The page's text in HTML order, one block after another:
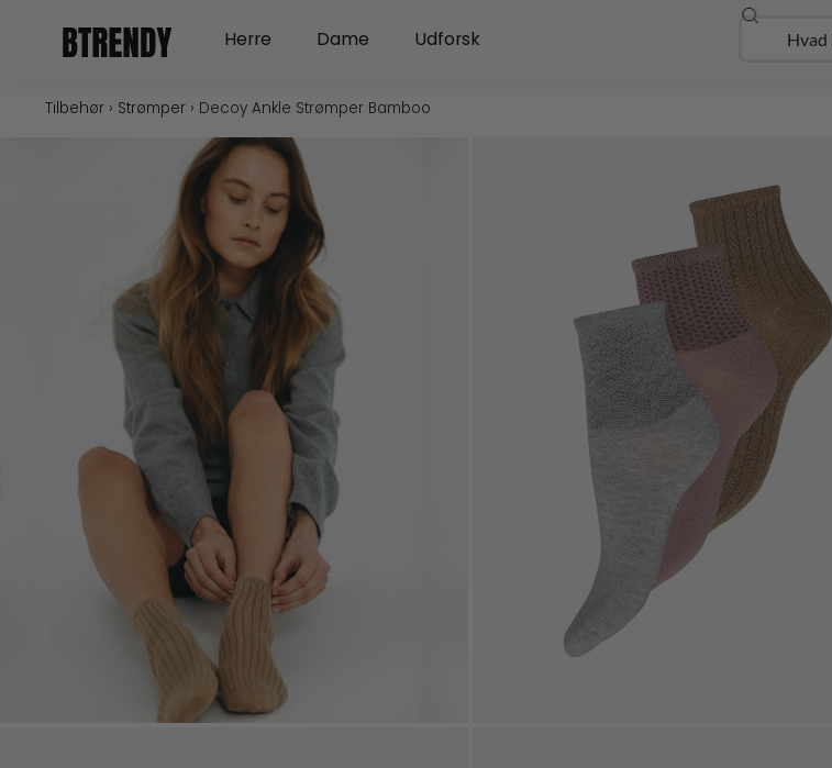
Herre Open Herre
Dame Open Dame
Udforsk Søg
Tilbehør› Strømper› Decoy Ankle Strømper Bamboo